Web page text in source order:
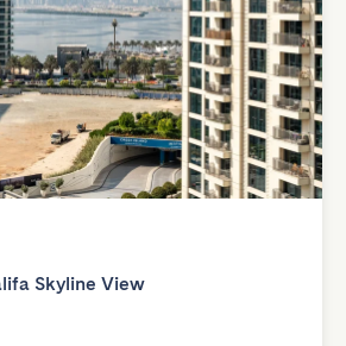
Skyline View